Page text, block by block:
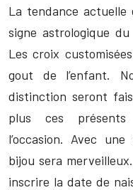
La tendance
signe astrologique
Les croix
gout de l’enfant.
distinction seront
plus ces présents
l’occasion. Avec
bijou sera
inscrire la date de